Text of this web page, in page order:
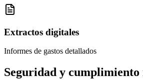
Extractos digitales
Informes de gastos detallados
Seguridad y